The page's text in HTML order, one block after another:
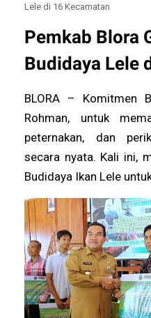
Lele di 16 Kecamatan
Pemkab Blora
Budidaya Lele
BLORA – Komitmen
Rohman, untuk
peternakan, dan
secara nyata. Kali ini,
Budidaya Ikan Lele